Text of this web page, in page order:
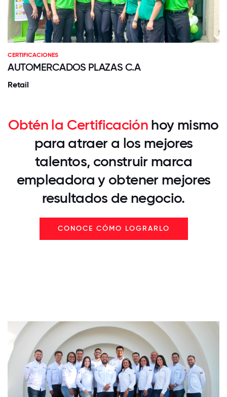
CERTIFICACIONES
AUTOMERCADOS PLAZAS C.A
Retail
Obtén la Certificación hoy mismo
para atraer a los mejores
talentos, construir marca
empleadora y obtener mejores
resultados de negocio.
CONOCE CÓMO LOGRARLO